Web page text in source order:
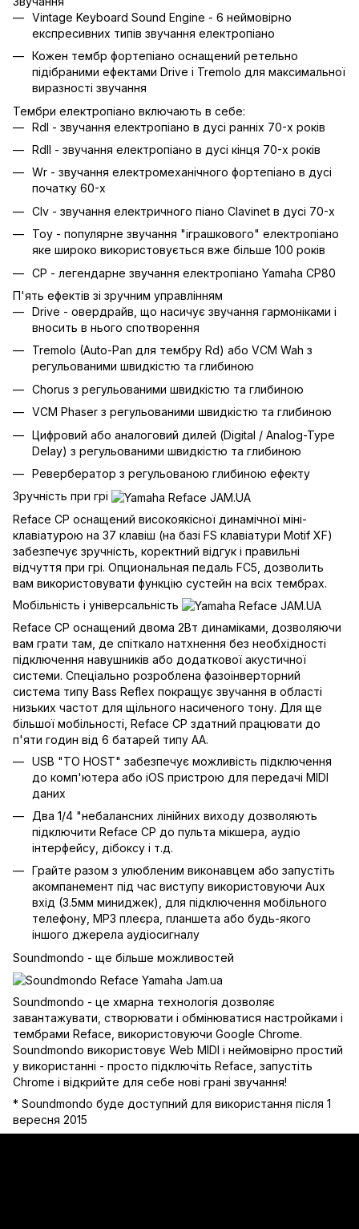
Vintage Keyboard Sound Engine - 6 неймовірно
експресивних типів звучання електропіано
Кожен тембр фортепіано оснащений ретельно
підібраними ефектами Drive і Tremolo для максимальної
виразності звучання
Тембри електропіано включають в себе:
RdI - звучання електропіано в дусі ранніх 70-х років
RdII - звучання електропіано в дусі кінця 70-х років
Wr - звучання електромеханічного фортепіано в дусі
початку 60-х
Clv - звучання електричного піано Clavinet в дусі 70-х
Toy - популярне звучання "іграшкового" електропіано
яке широко використовується вже більше 100 років
CP - легендарне звучання електропіано Yamaha CP80
П'ять ефектів зі зручним управлінням
Drive - овердрайв, що насичує звучання гармоніками і
вносить в нього спотворення
Tremolo (Auto-Pan для тембру Rd) або VCM Wah з
регульованими швидкістю та глибиною
Chorus з регульованими швидкістю та глибиною
VCM Phaser з регульованими швидкістю та глибиною
Цифровий або аналоговий дилей (Digital / Analog-Type
Delay) з регульованими швидкістю та глибиною
Ревербератор з регульованою глибиною ефекту
Зручність при грі
Reface CP оснащений високоякісної динамічної міні-
клавіатурою на 37 клавіш (на базі FS клавіатури Motif XF)
забезпечує зручність, коректний відгук і правильні
відчуття при грі. Опциональная педаль FC5, дозволить
вам використовувати функцію сустейн на всіх тембрах.
Мобільність і універсальність
Reface CP оснащений двома 2Вт динаміками, дозволяючи
вам грати там, де спіткало натхнення без необхідності
підключення навушників або додаткової акустичної
системи. Спеціально розроблена фазоінверторний
система типу Bass Reflex покращує звучання в області
низьких частот для щільного насиченого тону. Для ще
більшої мобільності, Reface CP здатний працювати до
п'яти годин від 6 батарей типу АА.
USB "TO HOST" забезпечує можливість підключення
до комп'ютера або iOS пристрою для передачі MIDI
даних
Два 1/4 "небалансних лінійних виходу дозволяють
підключити Reface CP до пульта мікшера, аудіо
інтерфейсу, дібоксу і т.д.
Грайте разом з улюбленим виконавцем або запустіть
акомпанемент під час виступу використовуючи Aux
вхід (3.5мм миниджек), для підключення мобільного
телефону, МР3 плеєра, планшета або будь-якого
іншого джерела аудіосигналу
Soundmondo - ще більше можливостей
Soundmondo - це хмарна технологія дозволяє
завантажувати, створювати і обмінюватися настройками і
тембрами Reface, використовуючи Google Chrome.
Soundmondo використовує Web MIDI і неймовірно простий
у використанні - просто підключіть Reface, запустіть
Chrome і відкрийте для себе нові грані звучання!
* Soundmondo буде доступний для використання після 1
вересня 2015